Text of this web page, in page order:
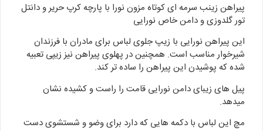
پیراهن زینب سرمه ای کوتاه مزون نورا با پارچه کرپ حریر و دانتل
تور گلدوزی و دامن خاص نورایی
این پیراهن نورایی با زیپ جلوی لباس برای مادران با فرزندان
شیرخوار مناسب است. همچنین در پهلوی پیراهن نیز زیپی تعبیه
شده که پوشیدن این پیراهن را ساده تر کند.
پیل های زیبای دامن نورایی قامت را راست و کشیده نشان
میدهد.
مچ این لباس با دکمه هایی که دارد برای وضو و شستشوی دست